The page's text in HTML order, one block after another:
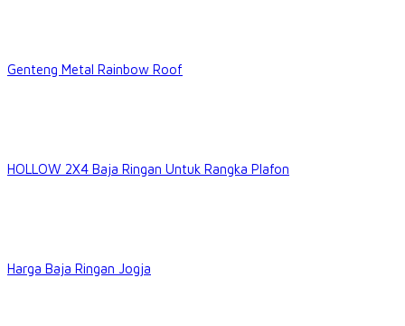
Genteng Metal Rainbow Roof
HOLLOW 2X4 Baja Ringan Untuk Rangka Plafon
Harga Baja Ringan Jogja